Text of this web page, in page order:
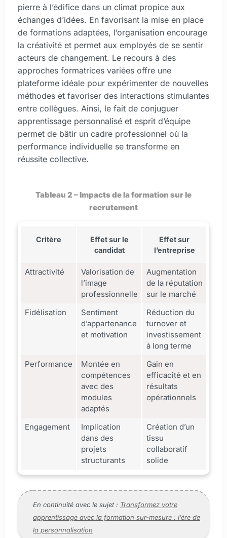
pierre à l’édifice dans un climat propice aux
échanges d’idées. En favorisant la mise en place
de formations adaptées, l’organisation encourage
la créativité et permet aux employés de se sentir
acteurs de changement. Le recours à des
approches formatrices variées offre une
plateforme idéale pour expérimenter de nouvelles
méthodes et favoriser des interactions stimulantes
entre collègues. Ainsi, le fait de conjuguer
apprentissage personnalisé et esprit d’équipe
permet de bâtir un cadre professionnel où la
performance individuelle se transforme en
réussite collective.
Tableau 2 – Impacts de la formation sur le
recrutement
Critère
Effet sur le
candidat
Effet sur
l’entreprise
Attractivité
Valorisation de
l’image
professionnelle
Augmentation
de la réputation
sur le marché
Fidélisation
Sentiment
d’appartenance
et motivation
Réduction du
turnover et
investissement
à long terme
Performance
Montée en
compétences
avec des
modules
adaptés
Gain en
efficacité et en
résultats
opérationnels
Engagement
Implication
dans des
projets
structurants
Création d’un
tissu
collaboratif
solide
En continuité avec le sujet : Transformez votre
apprentissage avec la formation sur-mesure : l’ère de
la personnalisation